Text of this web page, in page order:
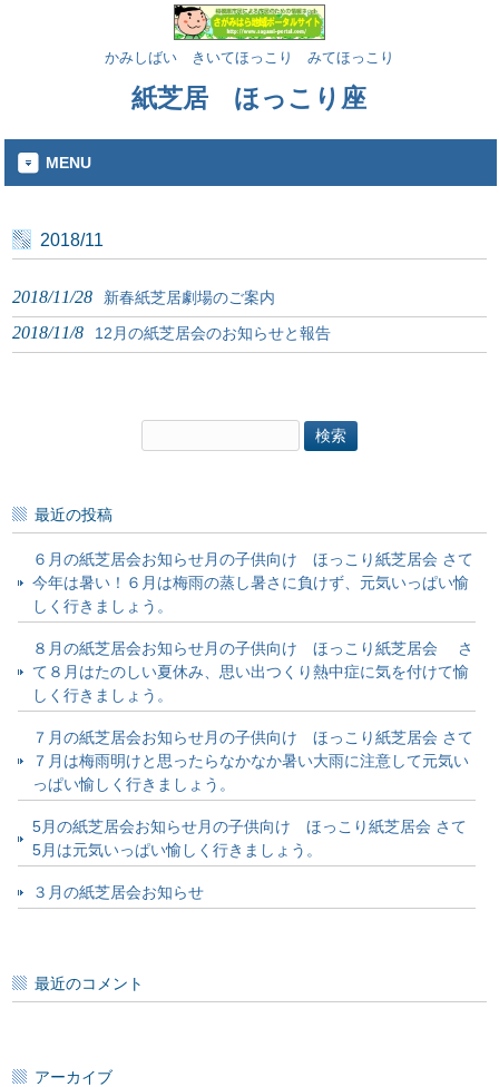
かみしばい きいてほっこり みてほっこり
紙芝居 ほっこり座
MENU
2018/11
2018/11/28 新春紙芝居劇場のご案内
2018/11/8 12月の紙芝居会のお知らせと報告
索:
最近の投稿
６月の紙芝居会お知らせ月の子供向け ほっこり紙芝居会 さて
今年は暑い！６月は梅雨の蒸し暑さに負けず、元気いっぱい愉
しく行きましょう。
８月の紙芝居会お知らせ月の子供向け ほっこり紙芝居会 さ
て８月はたのしい夏休み、思い出つくり熱中症に気を付けて愉
しく行きましょう。
７月の紙芝居会お知らせ月の子供向け ほっこり紙芝居会 さて
７月は梅雨明けと思ったらなかなか暑い大雨に注意して元気い
っぱい愉しく行きましょう。
5月の紙芝居会お知らせ月の子供向け ほっこり紙芝居会 さて
5月は元気いっぱい愉しく行きましょう。
３月の紙芝居会お知らせ
最近のコメント
アーカイブ